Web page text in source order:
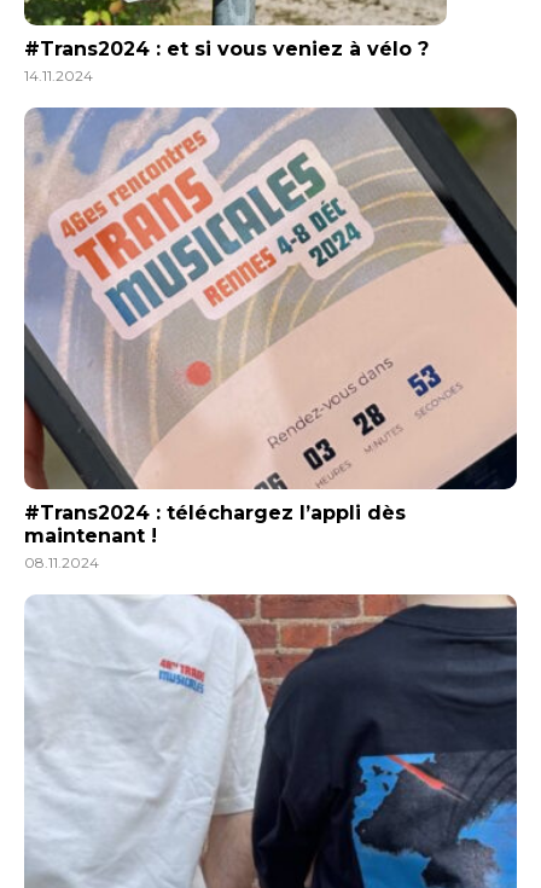
#Trans2024 : et si vous veniez à vélo ?
14.11.2024
#Trans2024 : téléchargez l’appli dès
maintenant !
08.11.2024